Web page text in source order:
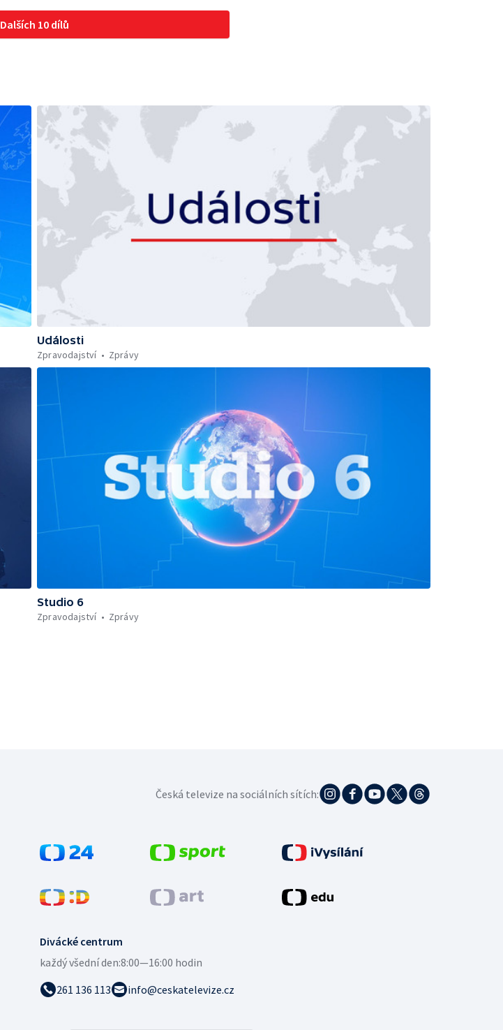
Dalších 10 dílů
Události
Zpravodajství
Zprávy
Studio 6
Zpravodajství
Zprávy
Divácké centrum
každý všední den:8:00—16:00 hodin
261 136 113
info@ceskatelevize.cz
Česká televize na sociálních sítích: